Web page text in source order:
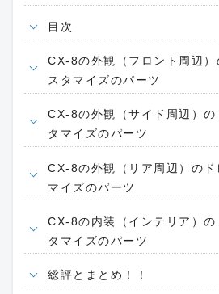
目次
CX-8の外観（フロント周辺）
スタマイズのパーツ
CX-8の外観（サイド周辺）の
タマイズのパーツ
CX-8の外観（リア周辺）のド
マイズのパーツ
CX-8の内装（インテリア）の
タマイズのパーツ
総評とまとめ！！